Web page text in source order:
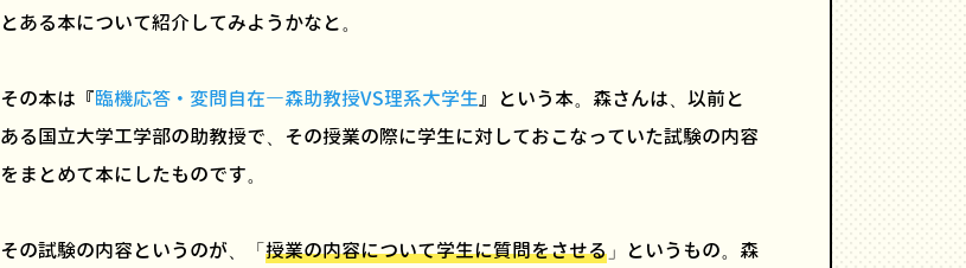
とある本について紹介してみようかなと。
その本は『臨機応答・変問自在―森助教授VS理系大学生』という本。森さんは、以前と
ある国立大学工学部の助教授で、その授業の際に学生に対しておこなっていた試験の内容
をまとめて本にしたものです。
その試験の内容というのが、「授業の内容について学生に質問をさせる 」というもの。森